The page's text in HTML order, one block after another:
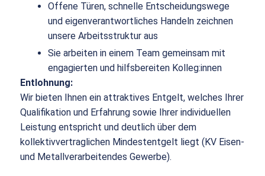
Offene Türen, schnelle Entscheidungswege
und eigenverantwortliches Handeln zeichnen
unsere Arbeitsstruktur aus
Sie arbeiten in einem Team gemeinsam mit
engagierten und hilfsbereiten Kolleg:innen
Entlohnung:
Wir bieten Ihnen ein attraktives Entgelt, welches Ihrer
Qualifikation und Erfahrung sowie Ihrer individuellen
Leistung entspricht und deutlich über dem
kollektivvertraglichen Mindestentgelt liegt (KV Eisen-
und Metallverarbeitendes Gewerbe).